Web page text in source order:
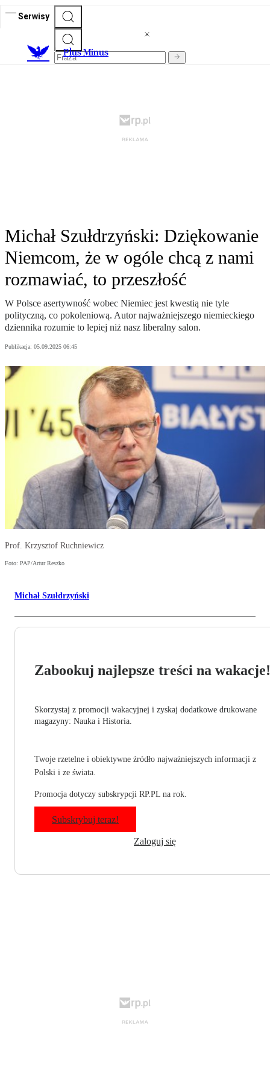
Serwisy
Plus Minus
Michał Szułdrzyński: Dziękowanie
Niemcom, że w ogóle chcą z nami
rozmawiać, to przeszłość
W Polsce asertywność wobec Niemiec jest kwestią nie tyle
polityczną, co pokoleniową. Autor najważniejszego niemieckiego
dziennika rozumie to lepiej niż nasz liberalny salon.
Publikacja: 05.09.2025 06:45
Prof. Krzysztof Ruchniewicz
Foto: PAP/Artur Reszko
Michał Szułdrzyński
Zabookuj najlepsze treści na wakacje!
Skorzystaj z promocji wakacyjnej i zyskaj dodatkowe drukowane
magazyny: Nauka i Historia.
Twoje rzetelne i obiektywne źródło najważniejszych informacji z
Polski i ze świata.
Promocja dotyczy subskrypcji RP.PL na rok.
Subskrybuj teraz!
Zaloguj się